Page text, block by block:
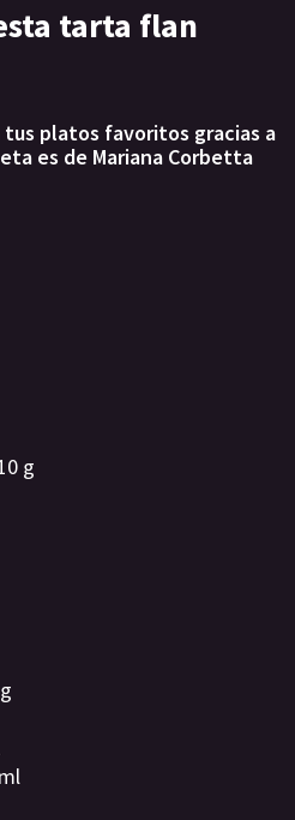
tarta flan
tus platos favoritos gracias a
es de Mariana Corbetta
g